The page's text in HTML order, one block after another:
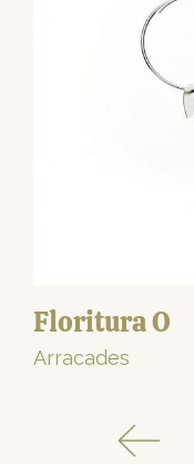
Floritura O
Arracades